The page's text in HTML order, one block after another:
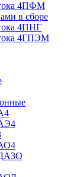
тока 4ПФМ
в сборе
4ПНГ
4ГПЭМ
ДАЗО